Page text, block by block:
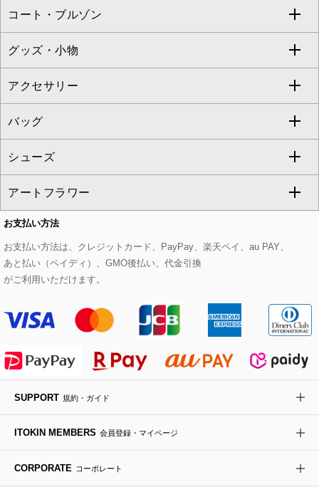
eur3
Maison de CINQ
MK MICHEL KLEIN BAG
HIROKO KOSHINO
カーディガン
アンサンブルセット
ベスト・ジレ
パーカー
タンクトップ・キャミソール
スウェット・ジャージー
その他のトップス
チュニック
ジャンパースカート
その他のワンピース・ドレス
クロップド・半端丈パンツ
ガウチョ・ワイドパンツ
ハーフ・ショート丈パンツ
サロペット・オールインワン
その他のパンツ
ロング・マキシ丈スカート
ひざ丈スカート
ミモレ丈スカート
ショート・ミニ丈スカート
その他のスカート
すべてのジャケット・スーツ
テーラードジャケット
ノーカラージャケット
セットアップ
セットアップジャケット
セットアップパンツ
セットアップスカート
セットアップワンピース
コート・ブルゾン
すべてのコート・ブルゾン
トレンチコート
ピーコート
ダッフルコート
チェスターコート
モッズコート
ステンカラーコート
ライダースジャケット
デニムジャケット
ダウンジャケット・コート
グッズ・小物
すべてのグッズ・小物
マスク
ストール・マフラー・スヌード
ベルト・サスペンダー
帽子
ヘアアクセサリー
ハンカチ・バンダナ
手袋
チャーム・ストラップ
アクセサリー
すべてのアクセサリー
ネックレス
ピアス・イヤリング
ブレスレット・バングル
ブローチ・コサージュ
バッグ
すべてのバッグ
トートバッグ
ショルダーバッグ
ボストンバッグ
バックパック・リュック
ボディバッグ・メッセンジャーバッグ
トラベルバッグ
シューズ
すべてのシューズ
パンプス
スニーカー
フラットシューズ
ローファー
ドレスシューズ
アートフラワー
すべてのアートフラワー
ローズ
カサブランカ・カラー
ラナンキュラス
ポプリアレンジ＆フレグランス
お支払い方法
お支払い方法は、クレジットカード、PayPay、楽天ペイ、au PAY、
あと払い（ペイディ）、GMO後払い、代金引換
がご利用いただけます。
SUPPORT 規約・ガイド
ITOKIN MEMBERS 会員登録・マイページ
CORPORATE コーポレート